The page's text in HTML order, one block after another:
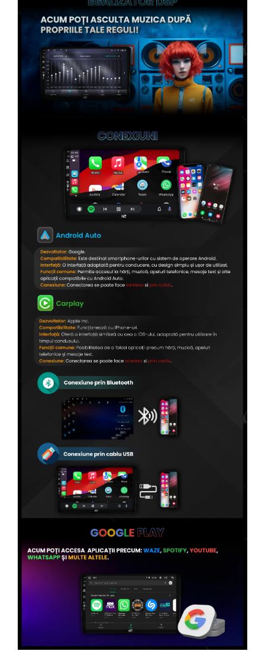
Conectică Daihatsu
Conectică Alfa Romeo
Conectică Nissan
Conectică Peugeot
Conectică Isuzu
Conectică Mazda
Conectică Subaru
Conectică Iveco
Conectică Iveco
Conectică Dacia
Conectică Volvo
Conectică Smart
Conectică Chrysler
Conectică Land Rover
Conectică Ssangyong